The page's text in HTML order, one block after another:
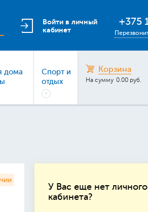
Войти в личный
кабинет
+375
дома
Спорт и
отдых
Корзина
На сумму 0.00 руб.
У Вас еще нет личного
кабинета?